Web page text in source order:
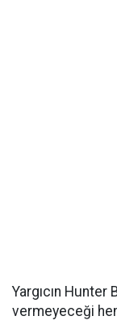
Yargıcın Hunter
vermeyeceği